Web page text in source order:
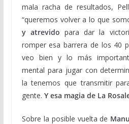
mala racha de resultados,
“queremos volver a lo que
y atrevido para dar la
romper esa barrera de los 40
veo bien y lo más
mental para jugar con
la tenemos que transmitir
gente. Y esa magia de La
Sobre la posible vuelta de